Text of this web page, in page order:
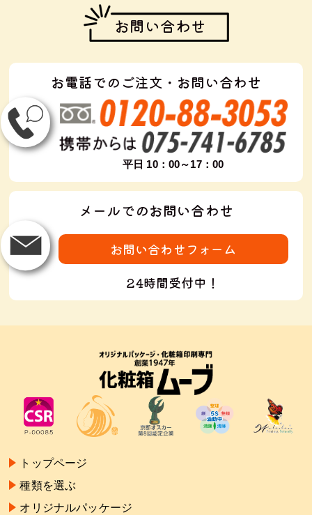
お問い合わせ
お電話でのご注文・お問い合わせ
平日 10：00～17：00
メールでのお問い合わせ
お問い合わせフォーム
24時間受付中！
トップページ
種類を選ぶ
オリジナルパッケージ